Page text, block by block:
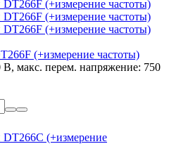
(+измерение частоты)
В, мaкс. перем. напряжение: 750